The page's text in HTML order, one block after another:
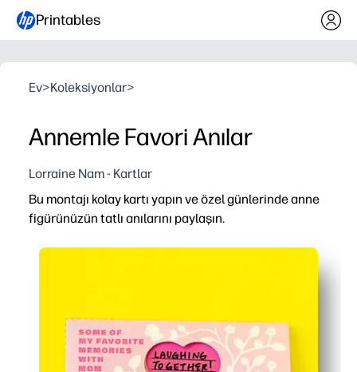
Printables
Ev>Koleksiyonlar>
Annemle Favori Anılar
Lorraine Nam - Kartlar
Bu montajı kolay kartı yapın ve özel günlerinde anne
figürünüzün tatlı anılarını paylaşın.
Basın ve gitme kolaylığı - minimum sarf
Çocuk dostu istemler anlamlı mesajları teşvik eder -
Hatıra değeri - Anneler Günü'nden çok sonra değer